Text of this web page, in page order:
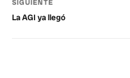
SIGUIENTE
La AGI ya llegó